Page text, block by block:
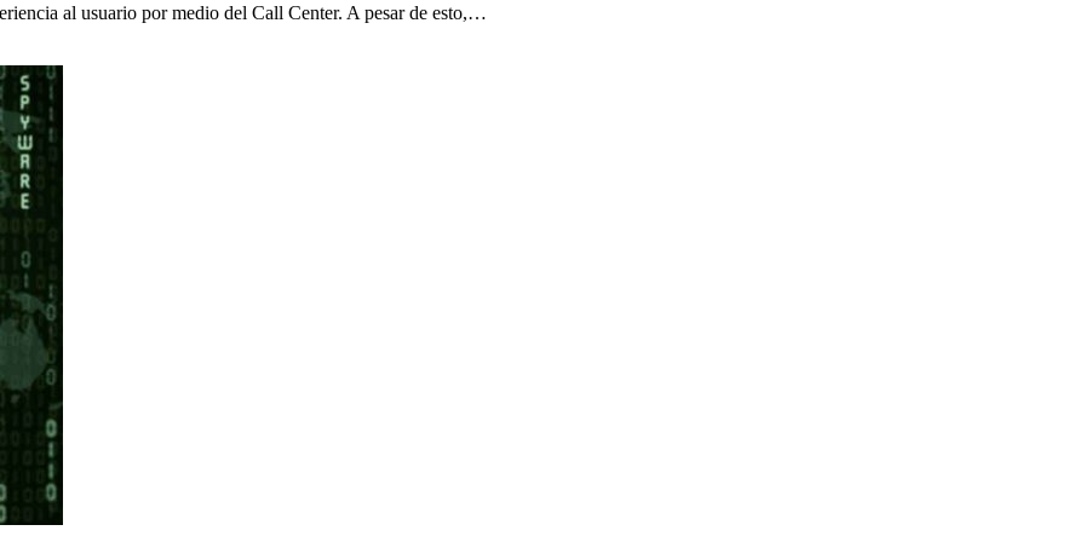
al usuario por medio del Call Center. A pesar de esto,…